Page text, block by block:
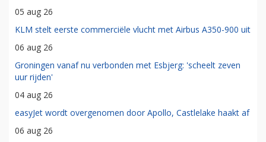
05 aug 26
KLM stelt eerste commerciële vlucht met Airbus A350-900 uit
06 aug 26
Groningen vanaf nu verbonden met Esbjerg: 'scheelt zeven
uur rijden'
04 aug 26
easyJet wordt overgenomen door Apollo, Castlelake haakt af
06 aug 26